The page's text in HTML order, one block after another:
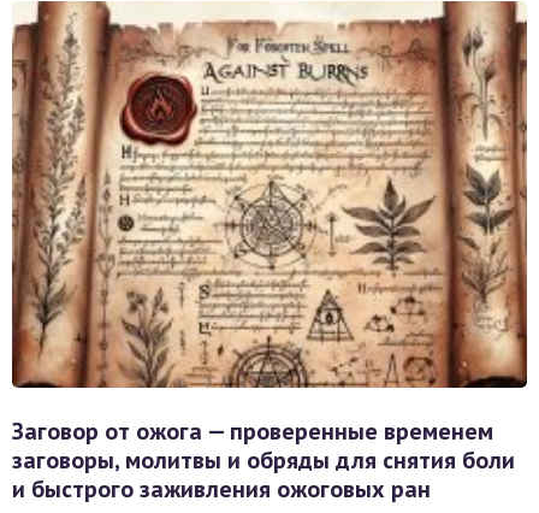
Заговор от ожога — проверенные временем
заговоры, молитвы и обряды для снятия боли
и быстрого заживления ожоговых ран